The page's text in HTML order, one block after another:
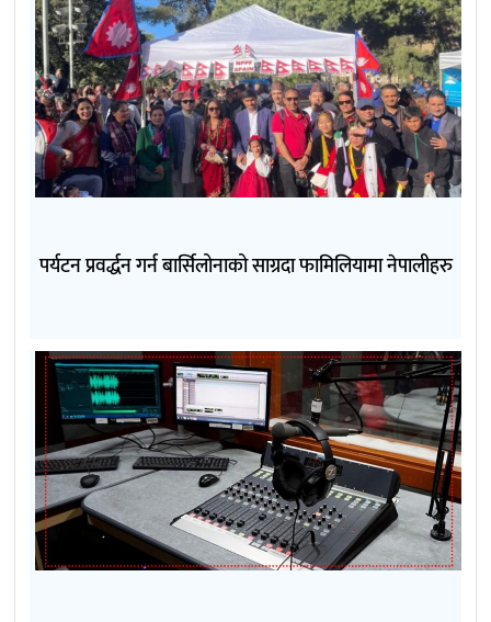
पर्यटन प्रवर्द्धन गर्न बार्सिलोनाको साग्रदा फामिलियामा नेपालीहरु